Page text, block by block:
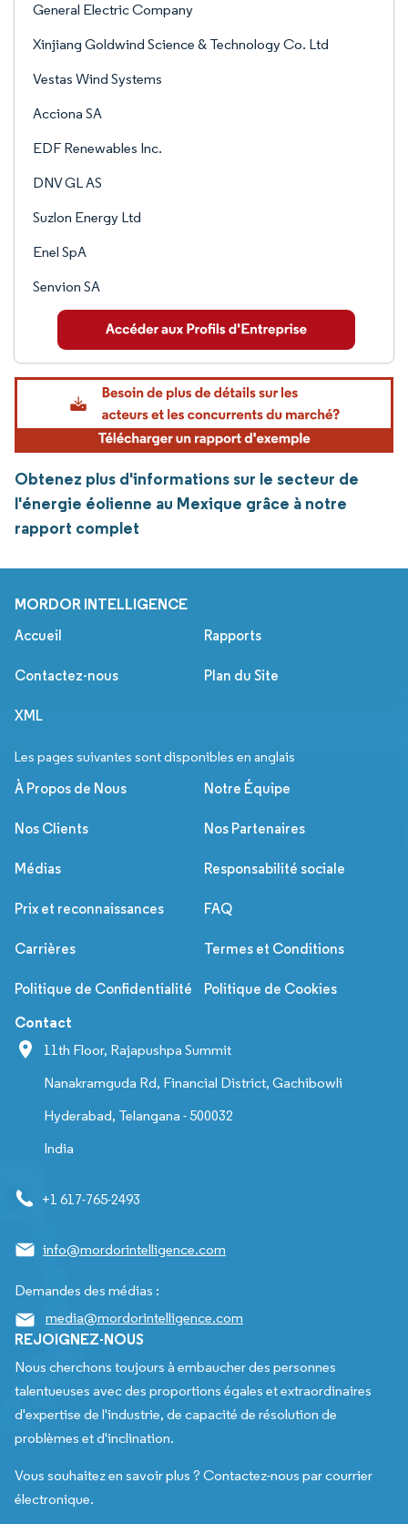
General Electric Company
Xinjiang Goldwind Science & Technology Co. Ltd
Vestas Wind Systems
Acciona SA
EDF Renewables Inc.
DNV GL AS
Suzlon Energy Ltd
Enel SpA
Senvion SA
Obtenez plus d'informations sur le secteur de
l'énergie éolienne au Mexique grâce à notre
rapport complet
MORDOR INTELLIGENCE
Accueil Rapports
Contactez-nous Plan du Site
XML
Les pages suivantes sont disponibles en anglais
À Propos de Nous Notre Équipe
Nos Clients Nos Partenaires
Médias Responsabilité sociale
Prix et reconnaissances FAQ
Carrières Termes et Conditions
Politique de Confidentialité Politique de Cookies
Contact
11th Floor, Rajapushpa Summit
Nanakramguda Rd, Financial District, Gachibowli
Hyderabad, Telangana - 500032
India
+1 617-765-2493
info@mordorintelligence.com
Demandes des médias :
media@mordorintelligence.com
REJOIGNEZ-NOUS
Nous cherchons toujours à embaucher des personnes
talentueuses avec des proportions égales et extraordinaires
d'expertise de l'industrie, de capacité de résolution de
problèmes et d'inclination.
Vous souhaitez en savoir plus ? Contactez-nous par courrier
électronique.